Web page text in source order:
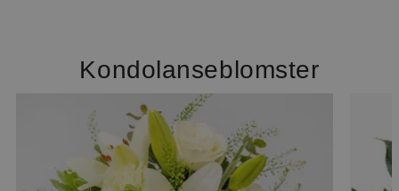
Kondolanseblomster